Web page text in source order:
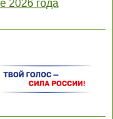
2026 года